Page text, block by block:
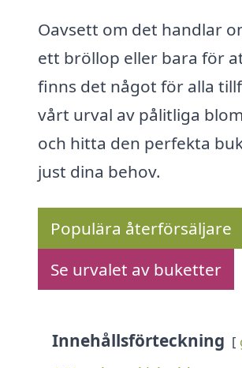
Oavsett om det handlar
ett bröllop eller bara för
finns det något för alla
vårt urval av pålitliga
och hitta den perfekta
just dina behov.
Populära återförsäljare
Se urvalet av buketter
Innehållsförteckning